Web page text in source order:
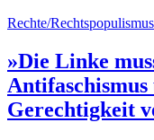
Rechte/Rechtspopulismus
»Die Linke
Gerechtigkeit